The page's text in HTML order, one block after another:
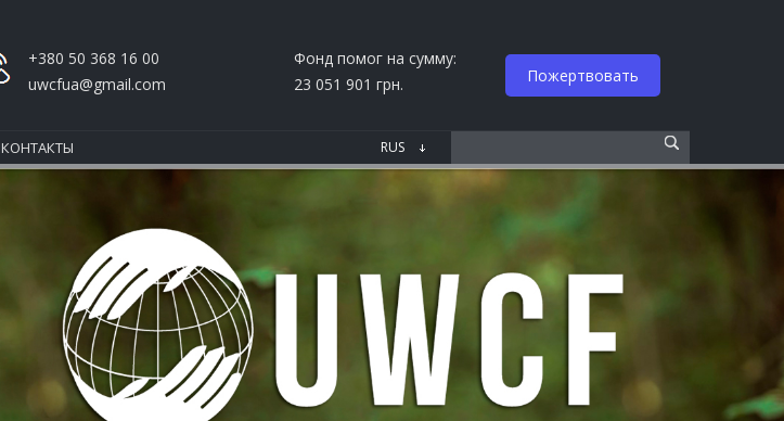
+380 50 368 16 00
uwcfua@gmail.com
Фонд помог на сумму:
23 051 901 грн.
Пожертвовать
КОНТАКТЫ